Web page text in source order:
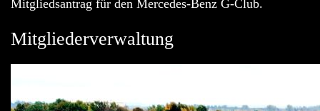
Mitgliedsantrag für den Mercedes-Benz G-Club.
Mitgliederverwaltung